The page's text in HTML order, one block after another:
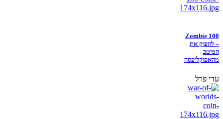
Zombie 100
– להפיק את
המיטב
מהאפוקליפסה
עדי פרל